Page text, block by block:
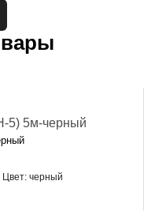
Цвет: черный